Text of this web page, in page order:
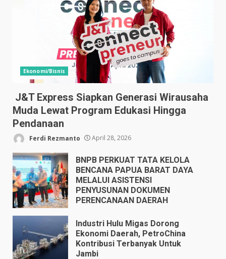
Ekonomi/Bisnis
J&T Express Siapkan Generasi Wirausaha
Muda Lewat Program Edukasi Hingga
Pendanaan
Ferdi Rezmanto April 28, 2026
BNPB PERKUAT TATA KELOLA
BENCANA PAPUA BARAT DAYA
MELALUI ASISTENSI
PENYUSUNAN DOKUMEN
PERENCANAAN DAERAH
Industri Hulu Migas Dorong
Ekonomi Daerah, PetroChina
Kontribusi Terbanyak Untuk
Jambi